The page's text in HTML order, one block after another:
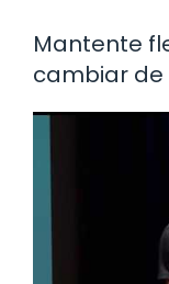
Mantente
cambiar de